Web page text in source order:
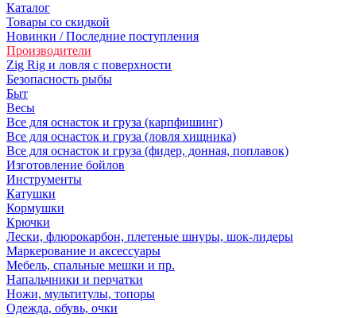
Каталог
Товары со скидкой
Новинки / Последние поступления
Производители
Zig Rig и ловля с поверхности
Безoпасность рыбы
Быт
Весы
Все для оснасток и груза (карпфишинг)
Все для оснасток и груза (ловля хищника)
Все для оснасток и груза (фидер, донная, поплавок)
Изготовление бойлов
Инструменты
Катушки
Кормушки
Крючки
Лески, флюрокарбон, плетеные шнуры, шок-лидеры
Маркерование и аксессуары
Мебель, спальные мешки и пр.
Напальчники и перчатки
Ножи, мультитулы, топоры
Одежда, обувь, очки